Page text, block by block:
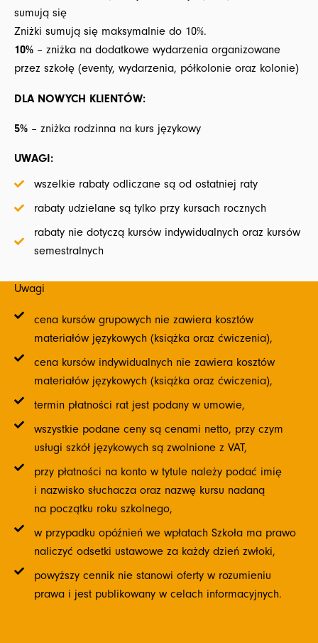
sumują się
Zniżki sumują się maksymalnie do 10%.
10% – zniżka na dodatkowe wydarzenia organizowane
przez szkołę (eventy, wydarzenia, półkolonie oraz kolonie)
DLA NOWYCH KLIENTÓW:
5% – zniżka rodzinna na kurs językowy
UWAGI:
wszelkie rabaty odliczane są od ostatniej raty
rabaty udzielane są tylko przy kursach rocznych
rabaty nie dotyczą kursów indywidualnych oraz kursów
semestralnych
Uwagi
cena kursów grupowych nie zawiera kosztów
materiałów językowych (książka oraz ćwiczenia),
cena kursów indywidualnych nie zawiera kosztów
materiałów językowych (książka oraz ćwiczenia),
termin płatności rat jest podany w umowie,
wszystkie podane ceny są cenami netto, przy czym
usługi szkół językowych są zwolnione z VAT,
przy płatności na konto w tytule należy podać imię
i nazwisko słuchacza oraz nazwę kursu nadaną
na początku roku szkolnego,
w przypadku opóźnień we wpłatach Szkoła ma prawo
naliczyć odsetki ustawowe za każdy dzień zwłoki,
powyższy cennik nie stanowi oferty w rozumieniu
prawa i jest publikowany w celach informacyjnych.